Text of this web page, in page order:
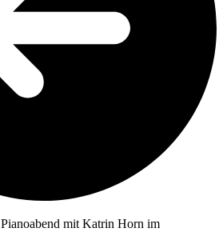
Pia­no­abend mit Kat­rin Horn im